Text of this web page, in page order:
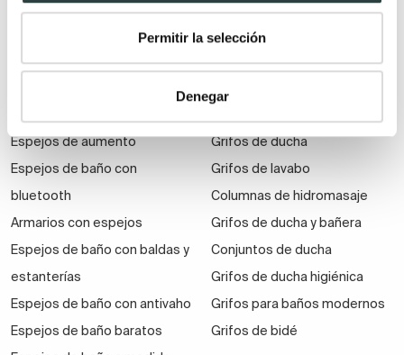
Permitir la selección
Denegar
Espejos de aumento
Espejos de baño con
bluetooth
Armarios con espejos
Espejos de baño con baldas y
estanterías
Espejos de baño con antivaho
Espejos de baño baratos
Grifos de ducha
Grifos de lavabo
Columnas de hidromasaje
Grifos de ducha y bañera
Conjuntos de ducha
Grifos de ducha higiénica
Grifos para baños modernos
Grifos de bidé